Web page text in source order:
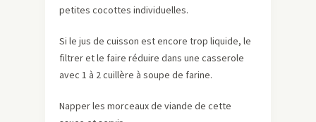
petites cocottes individuelles.
Si le jus de cuisson est encore trop liquide, le
filtrer et le faire réduire dans une casserole
avec 1 à 2 cuillère à soupe de farine.
Napper les morceaux de viande de cette